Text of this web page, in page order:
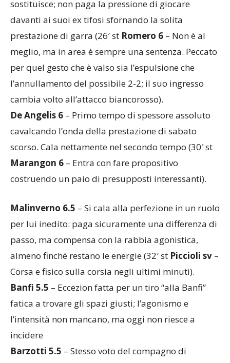
Daqoune 6– Cala nella ripresa e Unghero lo
sostituisce; non paga la pressione di giocare
davanti ai suoi ex tifosi sfornando la solita
prestazione di garra (26′ stRomero 6– Non è al
meglio, ma in area è sempre una sentenza. Peccato
per quel gesto che è valso sia l’espulsione che
l’annullamento del possibile 2-2; il suo ingresso
cambia volto all’attacco biancorosso).
De Angelis 6– Primo tempo di spessore assoluto
cavalcando l’onda della prestazione di sabato
scorso. Cala nettamente nel secondo tempo (30′ st
Marangon 6– Entra con fare propositivo
Malinverno 6.5– Si cala alla perfezione in un ruolo
per lui inedito: paga sicuramente una differenza di
passo, ma compensa con la rabbia agonistica,
almeno finché restano le energie (32′ stPiccioli sv
Corsa e fisico sulla corsia negli ultimi minuti).
Banfi 5.5– Eccezion fatta per un tiro “alla Banfi”
fatica a trovare gli spazi giusti; l’agonismo e
l’intensità non mancano, ma oggi non riesce a
incidere